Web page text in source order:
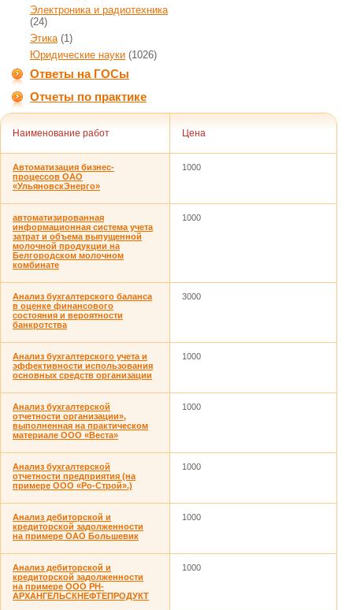
Электроника и радиотехника
(24)
Этика(1)
Юридические науки (1026)
Ответы на ГОСы
Отчеты по практике
Наименование работ Цена
Автоматизация бизнес-
процессов ОАО
«УльяновскЭнерго»
1000
автоматизированная
информационная система учета
затрат и объема выпущенной
молочной продукции на
Белгородском молочном
комбинате
1000
Анализ бухгалтерского баланса
в оценке финансового
состояния и вероятности
банкротства
3000
Анализ бухгалтерского учета и
эффективности использования
основных средств организации
1000
Анализ бухгалтерской
отчетности организации»,
выполненная на практическом
материале ООО «Веста»
1000
Анализ бухгалтерской
отчетности предприятия (на
примере ООО «Ро-Строй».)
1000
Анализ дебиторской и
кредиторской задолженности
на примере ОАО Большевик
1000
Анализ дебиторской и
кредиторской задолженности
на примере ООО РН-
АРХАНГЕЛЬСКНЕФТЕПРОДУКТ
1000